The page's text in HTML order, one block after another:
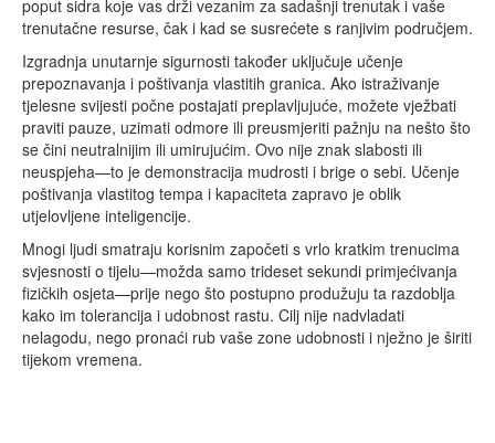
poput sidra koje vas drži vezanim za sadašnji trenutak i vaše
trenutačne resurse, čak i kad se susrećete s ranjivim područjem.
Izgradnja unutarnje sigurnosti također uključuje učenje
prepoznavanja i poštivanja vlastitih granica. Ako istraživanje
tjelesne svijesti počne postajati preplavljujuće, možete vježbati
praviti pauze, uzimati odmore ili preusmjeriti pažnju na nešto što
se čini neutralnijim ili umirujućim. Ovo nije znak slabosti ili
neuspjeha—to je demonstracija mudrosti i brige o sebi. Učenje
poštivanja vlastitog tempa i kapaciteta zapravo je oblik
utjelovljene inteligencije.
Mnogi ljudi smatraju korisnim započeti s vrlo kratkim trenucima
svjesnosti o tijelu—možda samo trideset sekundi primjećivanja
fizičkih osjeta—prije nego što postupno produžuju ta razdoblja
kako im tolerancija i udobnost rastu. Cilj nije nadvladati
nelagodu, nego pronaći rub vaše zone udobnosti i nježno je širiti
tijekom vremena.